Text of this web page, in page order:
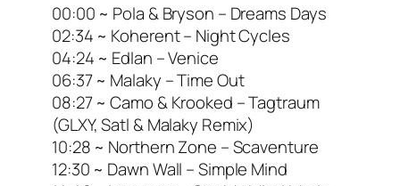
00:00 ~ Pola & Bryson – Dreams Days
02:34 ~ Koherent – Night Cycles
04:24 ~ Edlan – Venice
06:37 ~ Malaky – Time Out
08:27 ~ Camo & Krooked – Tagtraum
(GLXY, Satl & Malaky Remix)
10:28 ~ Northern Zone – Scaventure
12:30 ~ Dawn Wall – Simple Mind